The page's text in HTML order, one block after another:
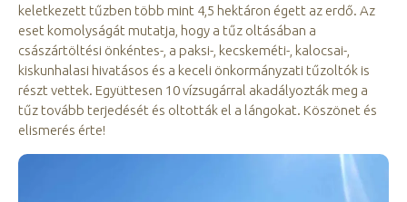
keletkezett tűzben több mint 4,5 hektáron égett az erdő. Az
eset komolyságát mutatja, hogy a tűz oltásában a
császártöltési önkéntes-, a paksi-, kecskeméti-, kalocsai-,
kiskunhalasi hivatásos és a keceli önkormányzati tűzoltók is
részt vettek. Együttesen 10 vízsugárral akadályozták meg a
tűz tovább terjedését és oltották el a lángokat. Köszönet és
elismerés érte!